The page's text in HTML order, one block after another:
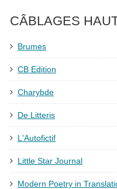
CÂBLAGES
Brumes
CB Edition
Charybde
De Litteris
L'Autofictif
Little Star Journal
Modern Poetry in